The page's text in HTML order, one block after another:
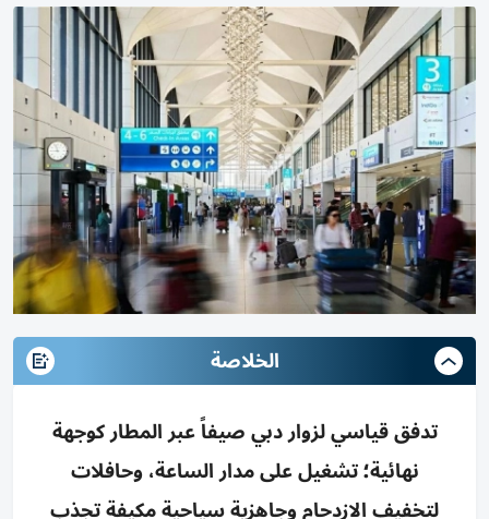
الخلاصة
تدفق قياسي لزوار دبي صيفاً عبر المطار كوجهة
نهائية؛ تشغيل على مدار الساعة، وحافلات
لتخفيف الازدحام وجاهزية سياحية مكيفة تجذب